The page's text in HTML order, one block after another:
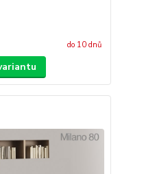
do 10 dnů